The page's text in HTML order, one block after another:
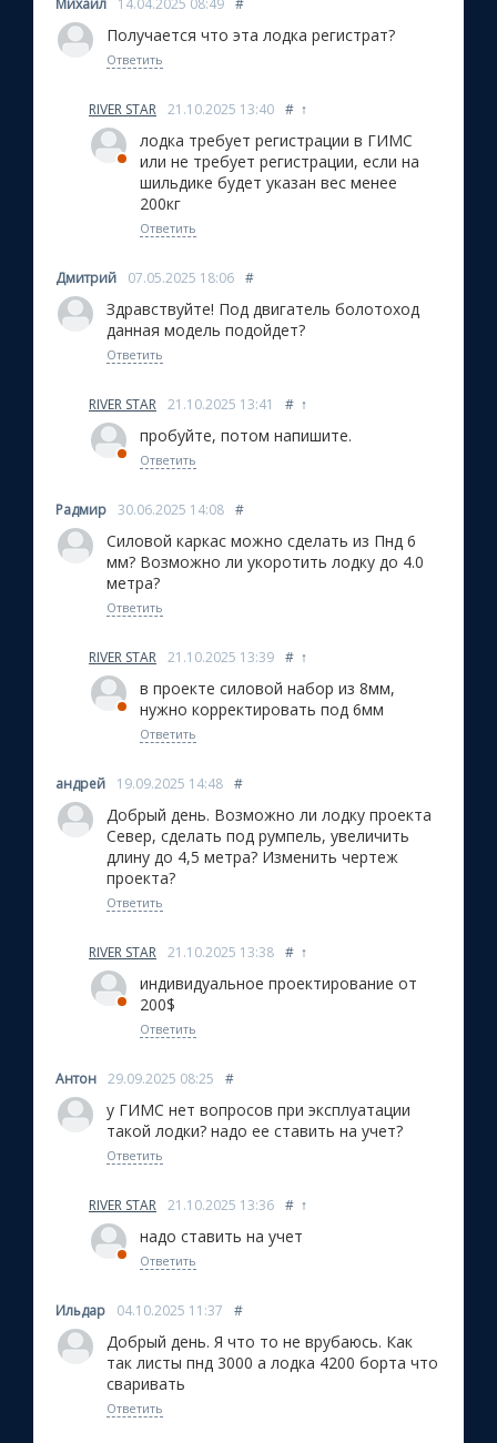
Михаил 14.04.2025 08:49 #
Получается что эта лодка регистрат?
Ответить
RIVER STAR 21.10.2025 13:40 # ↑
лодка требует регистрации в ГИМС
или не требует регистрации, если на
шильдике будет указан вес менее
200кг
Ответить
Дмитрий 07.05.2025 18:06 #
Здравствуйте! Под двигатель болотоход
данная модель подойдет?
Ответить
RIVER STAR 21.10.2025 13:41 # ↑
пробуйте, потом напишите.
Ответить
Радмир 30.06.2025 14:08 #
Силовой каркас можно сделать из Пнд 6
мм? Возможно ли укоротить лодку до 4.0
метра?
Ответить
RIVER STAR 21.10.2025 13:39 # ↑
в проекте силовой набор из 8мм,
нужно корректировать под 6мм
Ответить
андрей 19.09.2025 14:48 #
Добрый день. Возможно ли лодку проекта
Север, сделать под румпель, увеличить
длину до 4,5 метра? Изменить чертеж
проекта?
Ответить
RIVER STAR 21.10.2025 13:38 # ↑
индивидуальное проектирование от
200$
Ответить
Антон 29.09.2025 08:25 #
у ГИМС нет вопросов при эксплуатации
такой лодки? надо ее ставить на учет?
Ответить
RIVER STAR 21.10.2025 13:36 # ↑
надо ставить на учет
Ответить
Ильдар 04.10.2025 11:37 #
Добрый день. Я что то не врубаюсь. Как
так листы пнд 3000 а лодка 4200 борта что
сваривать
Ответить